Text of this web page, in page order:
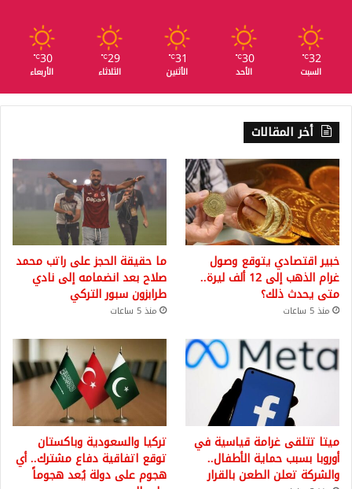
32
℃
السبت
30
℃
الأحد
31
℃
الأثنين
29
℃
الثلاثاء
30
℃
الأربعاء
أخر المقالات
خبير اقتصادي يتوقع وصول
غرام الذهب إلى 12 ألف ليرة..
متى يحدث ذلك؟
منذ 5 ساعات
ما حقيقة الحجز على راتب محمد
صلاح بعد انضمامه إلى نادي
طرابزون سبور التركي
منذ 5 ساعات
ميتا تتلقى غرامة قياسية في
أوروبا بسبب حماية الأطفال..
والشركة تعلن الطعن بالقرار
تركيا والسعودية وباكستان
توقع اتفاقية دفاع مشترك.. أي
هجوم على دولة يُعد هجوماً